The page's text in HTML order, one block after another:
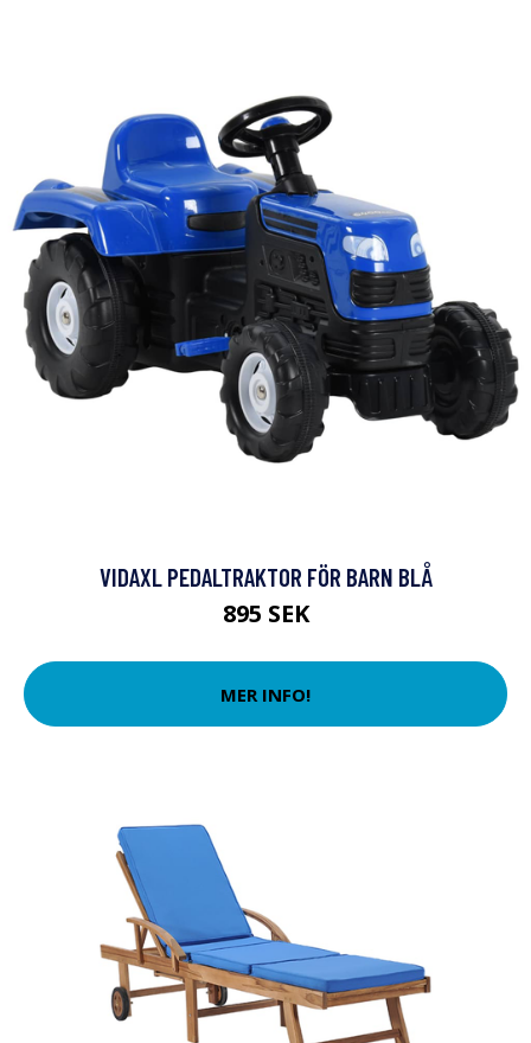
VIDAXL PEDALTRAKTOR FÖR BARN BLÅ
895 SEK
MER INFO!